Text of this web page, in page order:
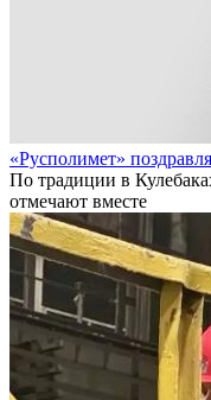
«Русполимет»
По традиции в
отмечают вместе